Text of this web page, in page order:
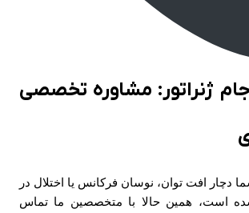
ژنراتور: مشاوره تخصصی
دچار افت توان، نوسان فرکانس یا اختلال در
است، همین حالا با متخصصین ما تماس